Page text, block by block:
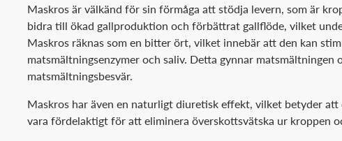
Maskros är välkänd för sin förmåga att stödja levern, som är
bidra till ökad gallproduktion och förbättrat gallflöde, vilket
Maskros räknas som en bitter ört, vilket innebär att den kan
matsmältningsenzymer och saliv. Detta gynnar
matsmältningsbesvär.
Maskros har även en naturligt diuretisk effekt, vilket betyder
vara fördelaktigt för att eliminera överskottsvätska ur kroppen